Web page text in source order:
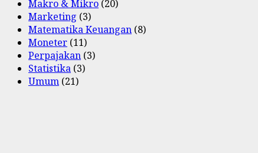
Makro & Mikro (20)
Marketing (3)
Matematika Keuangan (8)
Moneter (11)
Perpajakan (3)
Statistika (3)
Umum (21)